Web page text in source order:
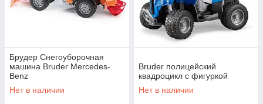
Брудер Снегоуборочная
машина Bruder Mercedes-
Benz
Нет в наличии
Bruder полицейский
квадроцикл с фигуркой
Нет в наличии